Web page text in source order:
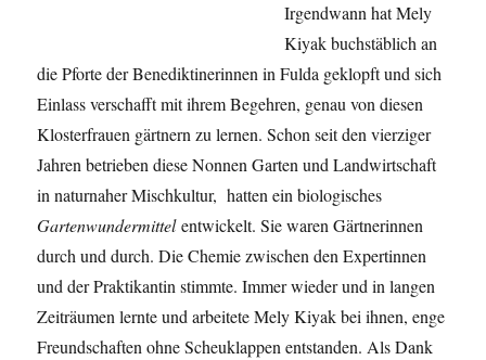
Irgendwann hat Mely
Kiyak buchstäblich an
die Pforte der Benediktinerinnen in Fulda geklopft und sich
Einlass verschafft mit ihrem Begehren, genau von diesen
Klosterfrauen gärtnern zu lernen. Schon seit den vierziger
Jahren betrieben diese Nonnen Garten und Landwirtschaft
in naturnaher Mischkultur, hatten ein biologisches
Gartenwundermittelentwickelt. Sie waren Gärtnerinnen
durch und durch. Die Chemie zwischen den Expertinnen
und der Praktikantin stimmte. Immer wieder und in langen
Zeiträumen lernte und arbeitete Mely Kiyak bei ihnen, enge
Freundschaften ohne Scheuklappen entstanden. Als Dank